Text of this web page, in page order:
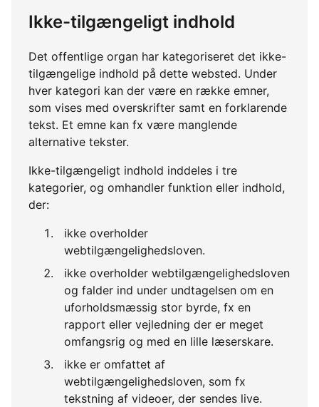
Ikke-tilgængeligt indhold
Det offentlige organ har kategoriseret det ikke-
tilgængelige indhold på dette websted. Under
hver kategori kan der være en række emner,
som vises med overskrifter samt en forklarende
tekst. Et emne kan fx være manglende
alternative tekster.
Ikke-tilgængeligt indhold inddeles i tre
kategorier, og omhandler funktion eller indhold,
der:
ikke overholder
webtilgængelighedsloven.
ikke overholder webtilgængelighedsloven
og falder ind under undtagelsen om en
uforholdsmæssig stor byrde, fx en
rapport eller vejledning der er meget
omfangsrig og med en lille læserskare.
ikke er omfattet af
webtilgængelighedsloven, som fx
tekstning af videoer, der sendes live.